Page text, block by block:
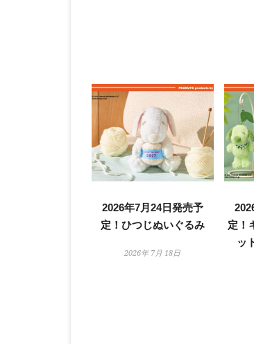
2026年7月24日発売予
定！ひつじぬいぐるみ
2026年 7月 18日
定！
ッ